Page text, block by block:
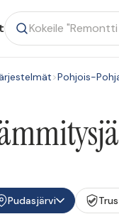
>Pohjois-
Pudasjärvi